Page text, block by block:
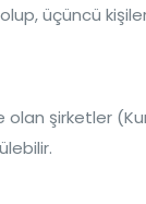
üçüncü
şirketler